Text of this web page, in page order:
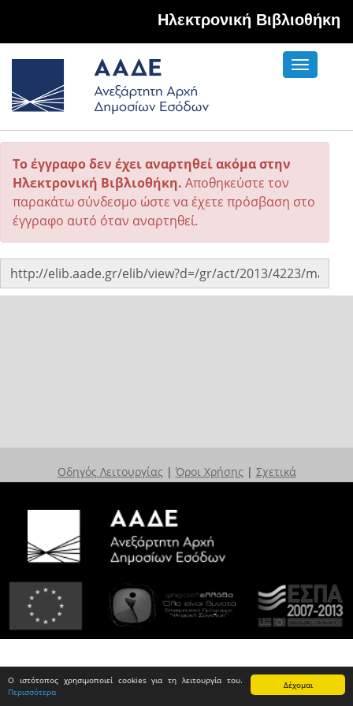
Δέχομαι
Ο ιστότοπος χρησιμοποιεί cookies για τη λειτουργία του.
Περισσότερα
Hλεκτρονική Βιβλιοθήκη
Toggle
Το έγγραφο δεν έχει αναρτηθεί ακόμα στην
Ηλεκτρονική Βιβλιοθήκη. Αποθηκεύστε τον
παρακάτω σύνδεσμο ώστε να έχετε πρόσβαση στο
έγγραφο αυτό όταν αναρτηθεί.
Οδηγός Λειτουργίας | Όροι Χρήσης | Σχετικά